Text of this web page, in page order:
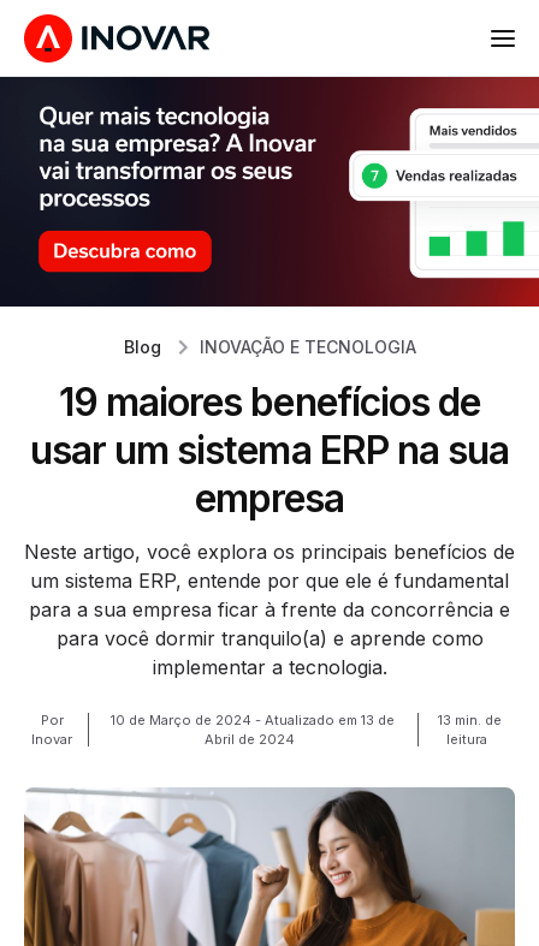
Blog INOVAÇÃO E TECNOLOGIA
19 maiores benefícios de
usar um sistema ERP na sua
empresa
Neste artigo, você explora os principais benefícios de
um sistema ERP, entende por que ele é fundamental
para a sua empresa ficar à frente da concorrência e
para você dormir tranquilo(a) e aprende como
implementar a tecnologia.
Por
Inovar
10 de Março de 2024 - Atualizado em 13 de
Abril de 2024
13 min. de
leitura